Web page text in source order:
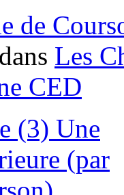
de
Les
CED